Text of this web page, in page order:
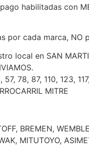
habilitadas con
por cada marca, NO
local en SAN
78, 87, 110, 123,
MITRE
BREMEN,
MITUTOYO,